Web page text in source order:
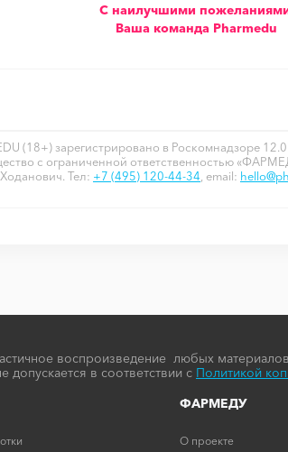
С наилучшими
Ваша команда Pharmedu
(18+) зарегистрировано в Роскомнадзоре
с ограниченной ответственностью
Тел: +7 (495) 120-44-34 , email:
воспроизведение любых
допускается в соответствии с Политикой
ФАРМЕДУ
О проекте